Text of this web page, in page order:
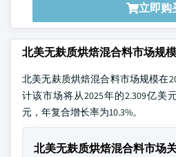
立即购
北美无麸质烘焙混合料市场规模
北美无麸质烘焙混合料市场规模在
计该市场将从2025年的2.309亿美
元，年复合增长率为10.3%。
北美无麸质烘焙混合料市场